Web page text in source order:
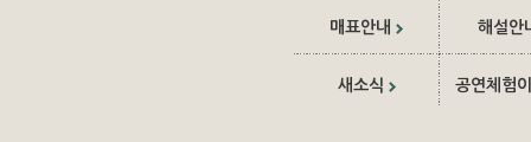
매표안내 해설안
새소식 공연체험